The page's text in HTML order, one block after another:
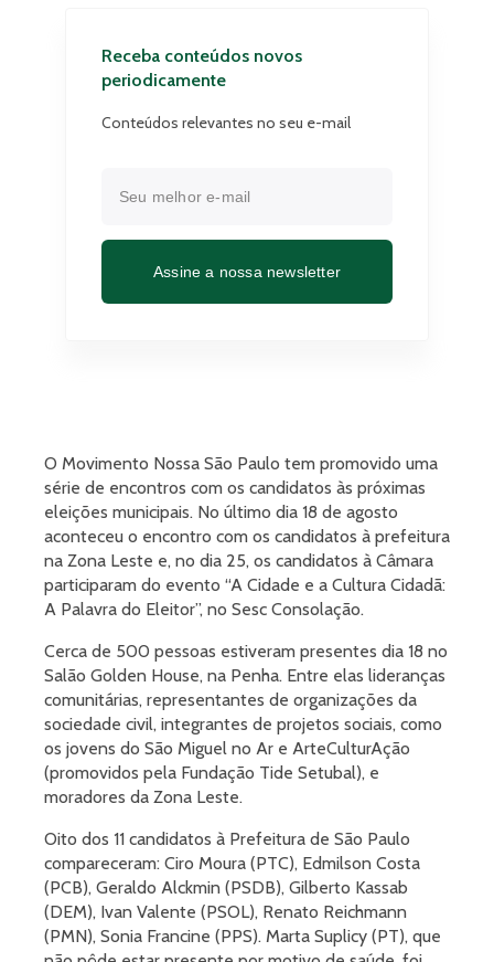
O Movimento Nossa São Paulo tem promovido uma
série de encontros com os candidatos às próximas
eleições municipais. No último dia 18 de agosto
aconteceu o encontro com os candidatos à prefeitura
na Zona Leste e, no dia 25, os candidatos à Câmara
participaram do evento “A Cidade e a Cultura Cidadã:
A Palavra do Eleitor”, no Sesc Consolação.
Cerca de 500 pessoas estiveram presentes dia 18 no
Salão Golden House, na Penha. Entre elas lideranças
comunitárias, representantes de organizações da
sociedade civil, integrantes de projetos sociais, como
os jovens do São Miguel no Ar e ArteCulturAção
(promovidos pela Fundação Tide Setubal), e
moradores da Zona Leste.
Oito dos 11 candidatos à Prefeitura de São Paulo
compareceram: Ciro Moura (PTC), Edmilson Costa
(PCB), Geraldo Alckmin (PSDB), Gilberto Kassab
(DEM), Ivan Valente (PSOL), Renato Reichmann
(PMN), Sonia Francine (PPS). Marta Suplicy (PT), que
Receba conteúdos novos
periodicamente
Conteúdos relevantes no seu e-mail
Assine a nossa newsletter